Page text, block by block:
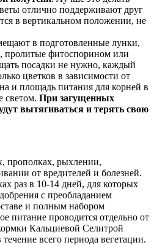
отлично поддерживают друг
в вертикальном положении, не
в подготовленные лунки,
пролитые фитоспорином или
посадки не нужно, каждый
цветков в зависимости от
и площадь питания для корней в
светом. При загущенных
вытягиваться и терять свою
прополках, рыхлении,
от вредителей и болезней.
раз в 10-14 дней, для которых
с преобладанием
и полным набором
питание проводится отдельно от
Кальциевой Селитрой
всего периода вегетации.